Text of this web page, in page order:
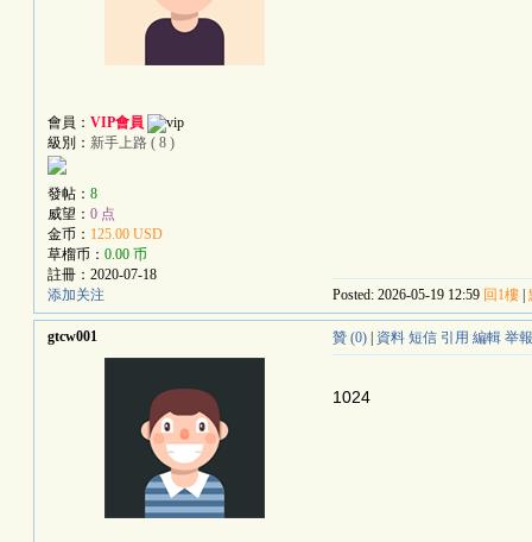
會員： VIP會員
級別： 新手上路 ( 8 )
發帖： 8
威望： 0 点
金币： 125.00 USD
草榴币： 0.00 币
註冊： 2020-07-18
添加关注
Posted: 2026-05-19 12:59 回1樓
gtcw001 贊 (0) 資料 短信 引用 編輯 举報
1024